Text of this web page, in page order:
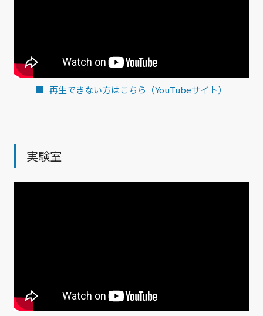
再生できない方はこちら（YouTubeサイト）
実験室